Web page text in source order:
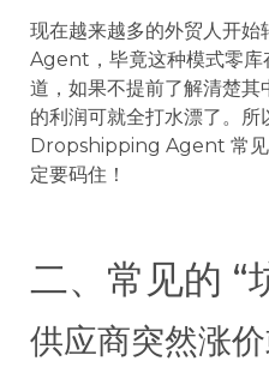
现在越来越多的外贸人开
Agent，毕竟这种模式零库
道，如果不提前了解清楚
的利润可就全打水漂了。所
Dropshipping Agent 常见
定要码住！
二、常见的 “
供应商突然涨